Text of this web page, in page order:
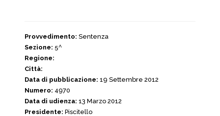
Provvedimento: Sentenza
Sezione: 5^
Regione:
Città:
Data di pubblicazione: 19 Settembre 2012
Numero: 4970
Data di udienza: 13 Marzo 2012
Presidente: Piscitello